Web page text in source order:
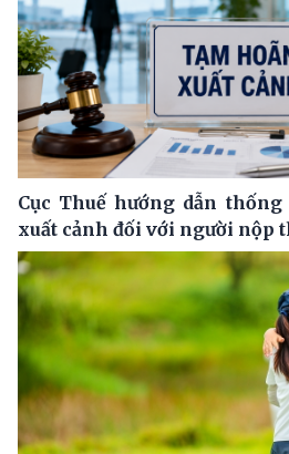
Cục Thuế hướng dẫn
xuất cảnh đối với người nộp